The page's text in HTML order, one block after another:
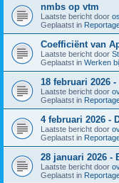
nmbs op vtm
Laatste bericht door
Geplaatst in
Coefficiënt van
Laatste bericht door
Geplaatst in Werken
18 februari 2026
Laatste bericht door
Geplaatst in
4 februari 2026 -
Laatste bericht door
Geplaatst in
28 januari 2026 -
Laatste bericht door
Geplaatst in